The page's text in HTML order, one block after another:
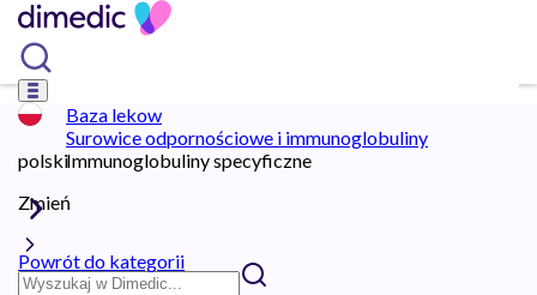
polski
Zmień
Baza lekow
Surowice odpornościowe i immunoglobuliny
Immunoglobuliny specyficzne
Powrót do kategorii